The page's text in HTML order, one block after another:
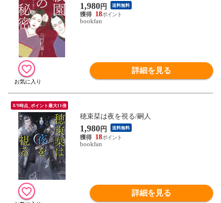
1,980円 送料無料
18
bookfan
詳細を見る
8/9時点_ポイント最大11倍
穂束栞は夜を視る/嗣人
1,980円 送料無料
18
bookfan
詳細を見る